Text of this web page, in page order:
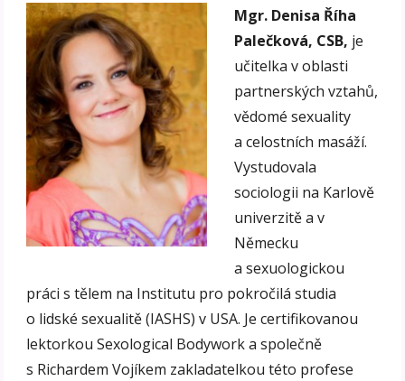
Mgr. Denisa Říha
Palečková, CSB, je
učitelka v oblasti
partnerských vztahů,
vědomé sexuality
a celostních masáží.
Vystudovala
sociologii na Karlově
univerzitě a v
Německu
a sexuologickou
práci s tělem na Institutu pro pokročilá studia
o lidské sexualitě (IASHS) v USA. Je certifikovanou
lektorkou Sexological Bodywork a společně
s Richardem Vojíkem zakladatelkou této profese